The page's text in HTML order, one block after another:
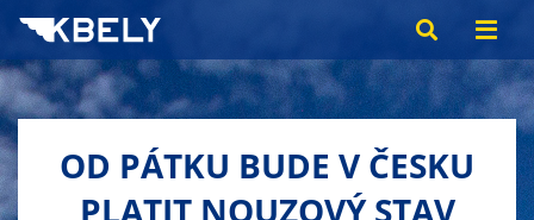
OD PÁTKU BUDE V ČESKU
PLATIT NOUZOVÝ STAV